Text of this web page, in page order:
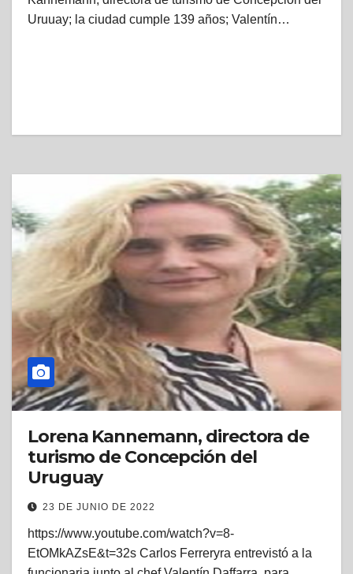
Uruuay; la ciudad cumple 139 años; Valentín…
Lorena Kannemann, directora de
turismo de Concepción del
Uruguay
23 DE JUNIO DE 2022
https://www.youtube.com/watch?v=8-
EtOMkAZsE&t=32s Carlos Ferreryra entrevistó a la